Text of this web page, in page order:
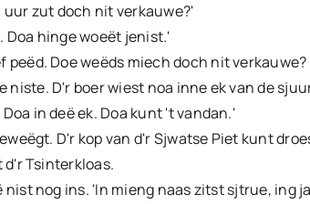
uur zut doch nit verkauwe?'
Doa hinge woeët jenist.'
peëd. Doe weëds miech doch nit
niste. D'r boer wiest noa inne ek van de
in deë ek. Doa kunt 't vandan.'
D'r kop van d'r Sjwatse Piet kunt
Tsinterkloas.
nist nog ins. 'In mieng naas zitst sjtrue, ing